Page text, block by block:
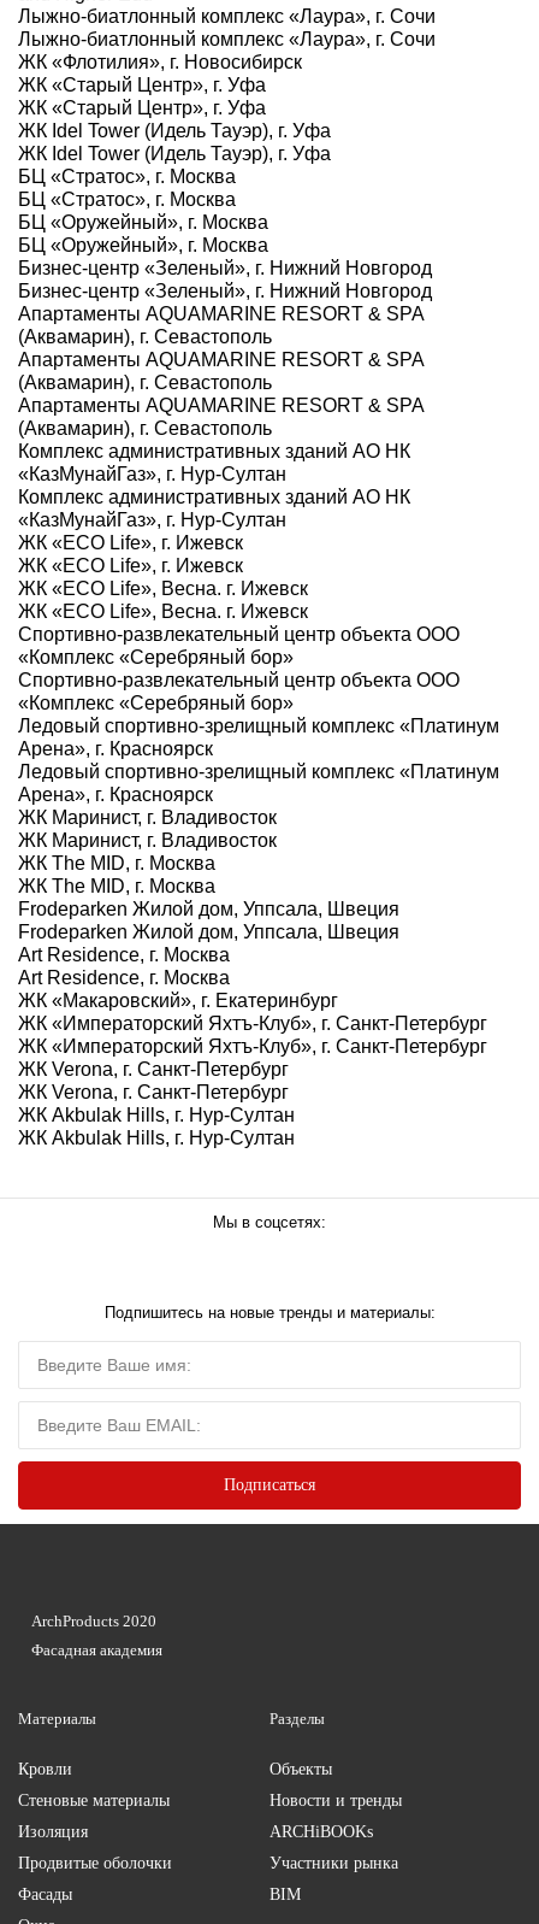
Лыжно-биатлонный комплекс «Лаура», г. Сочи
Лыжно-биатлонный комплекс «Лаура», г. Сочи
ЖК «Флотилия», г. Новосибирск
ЖК «Старый Центр», г. Уфа
ЖК «Старый Центр», г. Уфа
ЖК Idel Tower (Идель Тауэр), г. Уфа
ЖК Idel Tower (Идель Тауэр), г. Уфа
БЦ «Стратос», г. Москва
БЦ «Стратос», г. Москва
БЦ «Оружейный», г. Москва
БЦ «Оружейный», г. Москва
Бизнес-центр «Зеленый», г. Нижний Новгород
Бизнес-центр «Зеленый», г. Нижний Новгород
Апартаменты AQUAMARINE RESORT & SPA
(Аквамарин), г. Севастополь
Апартаменты AQUAMARINE RESORT & SPA
(Аквамарин), г. Севастополь
Апартаменты AQUAMARINE RESORT & SPA
(Аквамарин), г. Севастополь
Комплекс административных зданий АО НК
«КазМунайГаз», г. Нур-Султан
Комплекс административных зданий АО НК
«КазМунайГаз», г. Нур-Султан
ЖК «ECO Life», г. Ижевск
ЖК «ECO Life», г. Ижевск
ЖК «ECO Life», Весна. г. Ижевск
ЖК «ECO Life», Весна. г. Ижевск
Спортивно-развлекательный центр объекта ООО
«Комплекс «Серебряный бор»
Спортивно-развлекательный центр объекта ООО
«Комплекс «Серебряный бор»
Ледовый спортивно-зрелищный комплекс «Платинум
Арена», г. Красноярск
Ледовый спортивно-зрелищный комплекс «Платинум
Арена», г. Красноярск
ЖК Маринист, г. Владивосток
ЖК Маринист, г. Владивосток
ЖК The MID, г. Москва
ЖК The MID, г. Москва
Frodeparken Жилой дом, Уппсала, Швеция
Frodeparken Жилой дом, Уппсала, Швеция
Art Residence, г. Москва
Art Residence, г. Москва
ЖК «Макаровский», г. Екатеринбург
ЖК «Императорский Яхтъ-Клуб», г. Санкт-Петербург
ЖК «Императорский Яхтъ-Клуб», г. Санкт-Петербург
ЖК Verona, г. Санкт-Петербург
ЖК Verona, г. Санкт-Петербург
ЖК Akbulak Hills, г. Нур-Султан
ЖК Akbulak Hills, г. Нур-Султан
Мы в соцсетях:
Подпишитесь на новые тренды и материалы:
Материалы
Кровли
Стеновые материалы
Изоляция
Продвитые оболочки
Фасады
Разделы
Объекты
Новости и тренды
ARCHiBOOKs
Участники рынка
BIM
ArchProducts 2020
Фасадная академия